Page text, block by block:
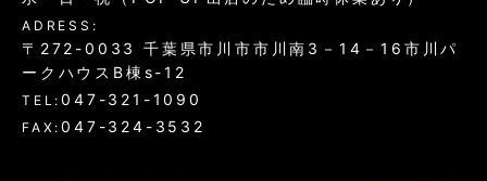
ADRESS:
〒272-0033 千葉県市川市市川南3－14－16市川パ
ークハウスB棟s-12
TEL:047-321-1090
FAX:047-324-3532